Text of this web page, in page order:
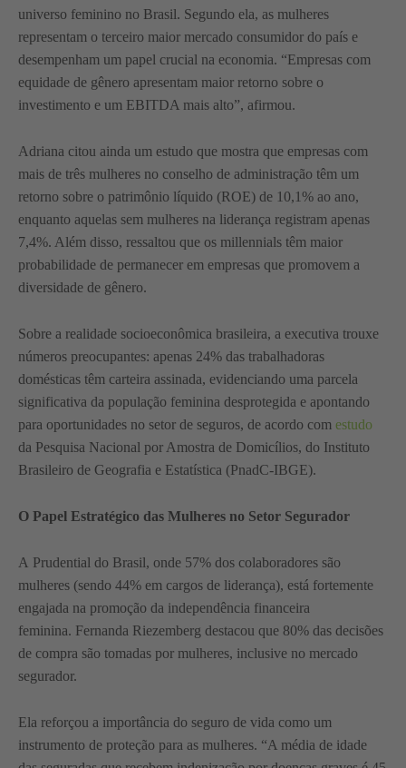
universo feminino no Brasil. Segundo ela, as mulheres
representam o terceiro maior mercado consumidor do país e
desempenham um papel crucial na economia. “Empresas com
equidade de gênero apresentam maior retorno sobre o
investimento e um EBITDA mais alto”, afirmou.
Adriana citou ainda um estudo que mostra que empresas com
mais de três mulheres no conselho de administração têm um
retorno sobre o patrimônio líquido (ROE) de 10,1% ao ano,
enquanto aquelas sem mulheres na liderança registram apenas
7,4%. Além disso, ressaltou que os millennials têm maior
probabilidade de permanecer em empresas que promovem a
diversidade de gênero.
Sobre a realidade socioeconômica brasileira, a executiva trouxe
números preocupantes: apenas 24% das trabalhadoras
domésticas têm carteira assinada, evidenciando uma parcela
significativa da população feminina desprotegida e apontando
para oportunidades no setor de seguros, de acordo com estudo
da Pesquisa Nacional por Amostra de Domicílios, do Instituto
Brasileiro de Geografia e Estatística (PnadC-IBGE).
O Papel Estratégico das Mulheres no Setor Segurador
A Prudential do Brasil, onde 57% dos colaboradores são
mulheres (sendo 44% em cargos de liderança), está fortemente
engajada na promoção da independência financeira
feminina. Fernanda Riezemberg destacou que 80% das decisões
de compra são tomadas por mulheres, inclusive no mercado
segurador.
Ela reforçou a importância do seguro de vida como um
instrumento de proteção para as mulheres. “A média de idade